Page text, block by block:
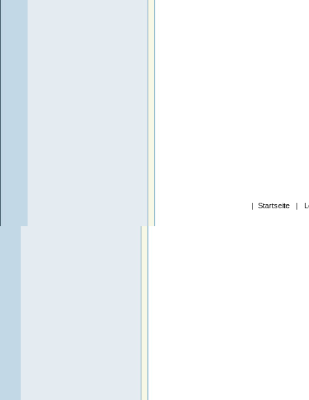
| Startseite |